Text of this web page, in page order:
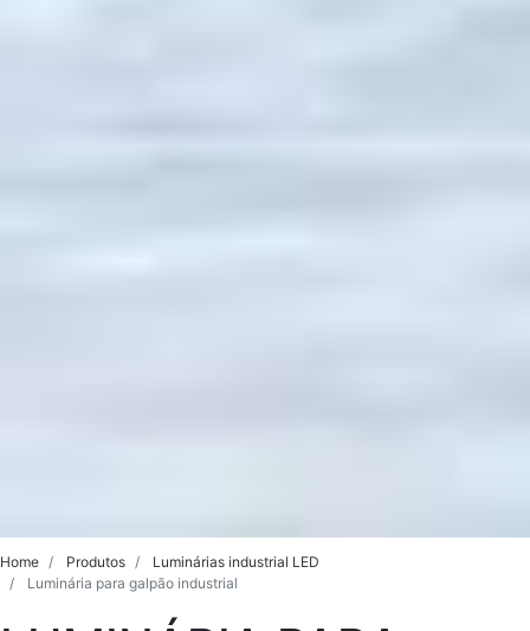
Home Produtos
Luminárias industrial LED
Luminária para galpão industrial